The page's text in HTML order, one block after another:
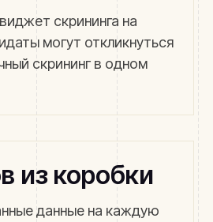
скрининга на
могут откликнуться
скрининг в одном
из коробки
данные на каждую